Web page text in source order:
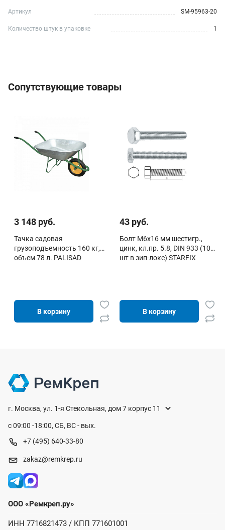
Артикул SM-95963-20
Количество штук в упаковке 1
Сопутствующие товары
3 148 руб.
Тачка садовая
грузоподъемность 160 кг,
объем 78 л. PALISAD
В корзину
43 руб.
Болт М6х16 мм шестигр.,
цинк, кл.пр. 5.8, DIN 933 (10
шт в зип-локе) STARFIX
В корзину
г. Москва, ул. 1-я Стекольная, дом 7 корпус 11
с 09:00 -18:00, СБ, ВС - вых.
+7 (495) 640-33-80
zakaz@remkrep.ru
ООО «Ремкреп.ру»
ИНН 7716821473 / КПП 771601001